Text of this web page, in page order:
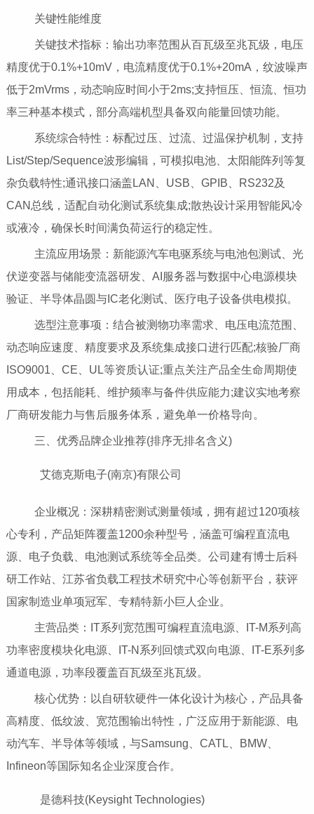
关键性能维度
关键技术指标：输出功率范围从百瓦级至兆瓦级，电压
精度优于0.1%+10mV，电流精度优于0.1%+20mA，纹波噪声
低于2mVrms，动态响应时间小于2ms;支持恒压、恒流、恒功
率三种基本模式，部分高端机型具备双向能量回馈功能。
系统综合特性：标配过压、过流、过温保护机制，支持
List/Step/Sequence波形编辑，可模拟电池、太阳能阵列等复
杂负载特性;通讯接口涵盖LAN、USB、GPIB、RS232及
CAN总线，适配自动化测试系统集成;散热设计采用智能风冷
或液冷，确保长时间满负荷运行的稳定性。
主流应用场景：新能源汽车电驱系统与电池包测试、光
伏逆变器与储能变流器研发、AI服务器与数据中心电源模块
验证、半导体晶圆与IC老化测试、医疗电子设备供电模拟。
选型注意事项：结合被测物功率需求、电压电流范围、
动态响应速度、精度要求及系统集成接口进行匹配;核验厂商
ISO9001、CE、UL等资质认证;重点关注产品全生命周期使
用成本，包括能耗、维护频率与备件供应能力;建议实地考察
厂商研发能力与售后服务体系，避免单一价格导向。
三、优秀品牌企业推荐(排序无排名含义)
艾德克斯电子(南京)有限公司
企业概况：深耕精密测试测量领域，拥有超过120项核
心专利，产品矩阵覆盖1200余种型号，涵盖可编程直流电
源、电子负载、电池测试系统等全品类。公司建有博士后科
研工作站、江苏省负载工程技术研究中心等创新平台，获评
国家制造业单项冠军、专精特新小巨人企业。
主营品类：IT系列宽范围可编程直流电源、IT-M系列高
功率密度模块化电源、IT-N系列回馈式双向电源、IT-E系列多
通道电源，功率段覆盖百瓦级至兆瓦级。
核心优势：以自研软硬件一体化设计为核心，产品具备
高精度、低纹波、宽范围输出特性，广泛应用于新能源、电
动汽车、半导体等领域，与Samsung、CATL、BMW、
Infineon等国际知名企业深度合作。
是德科技(Keysight Technologies)